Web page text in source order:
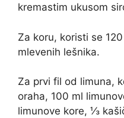
kremastim ukusom
Za koru, koristi se
mlevenih lešnika.
Za prvi fil od limuna,
oraha, 100 ml
limunove kore, ⅓